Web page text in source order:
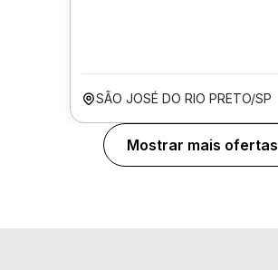
SÃO JOSÉ DO RIO PRETO/SP
Mostrar mais ofertas